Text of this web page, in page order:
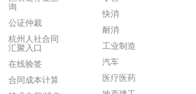
询
公证仲裁
杭州人社合同
汇聚入口
在线验签
合同成本计算
快消
耐消
工业制造
汽车
医疗医药